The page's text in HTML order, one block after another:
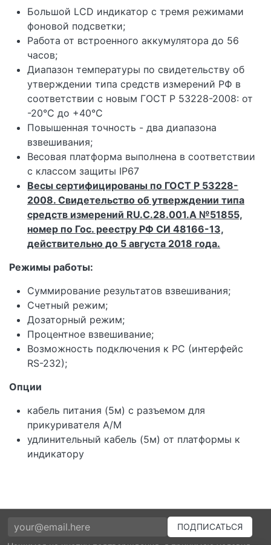
Большой LCD индикатор с тремя режимами
фоновой подсветки;
Работа от встроенного аккумулятора до 56
часов;
Диапазон температуры по свидетельству об
утверждении типа средств измерений РФ в
соответствии с новым ГОСТ P 53228-2008: от
-20°С до +40°С
Повышенная точность - два диапазона
взвешивания;
Весовая платформа выполнена в соответствии
с классом защиты IP67
Весы сертифицированы по ГОСТ P 53228-
2008. Свидетельство об утверждении типа
средств измерений RU.C.28.001.A №51855,
номер по Гос. реестру РФ СИ 48166-13,
действительно до 5 августа 2018 года.
Режимы работы:
Суммирование результатов взвешивания;
Счетный режим;
Дозаторный режим;
Процентное взвешивание;
Возможность подключения к PC (интерфейс
RS-232);
Опции
кабель питания (5м) с разъемом для
прикуривателя А/М
удлинительный кабель (5м) от платформы к
индикатору